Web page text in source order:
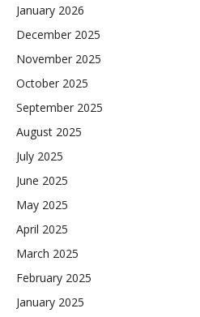
January 2026
December 2025
November 2025
October 2025
September 2025
August 2025
July 2025
June 2025
May 2025
April 2025
March 2025
February 2025
January 2025